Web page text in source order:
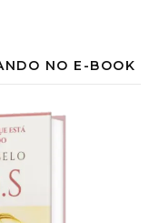
NO E-BOOK